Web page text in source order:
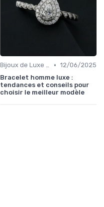
Bijoux de Luxe pour Hommes • 12/06/2025
Bracelet homme luxe :
tendances et conseils pour
choisir le meilleur modèle